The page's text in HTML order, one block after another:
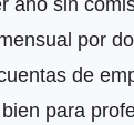
ano sin
por
de
para